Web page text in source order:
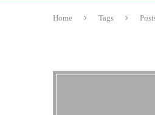
Home Tags